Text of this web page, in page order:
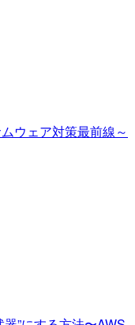
ウェア対策最前線～